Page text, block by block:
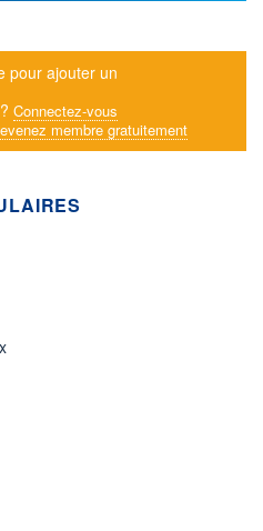
pour ajouter un
Connectez-vous
membre gratuitement